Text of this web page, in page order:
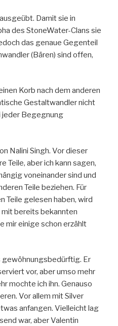
Damit sie in
des StoneWater-Clans sie
das genaue Gegenteil
(Bären) sind offen,
Korb nach dem anderen
Gestaltwandler nicht
jeder Begegnung
Nalini Singh. Vor dieser
Teile, aber ich kann sagen,
voneinander sind und
Teile beziehen. Für
Teile gelesen haben, wird
bereits bekannten
mir einige schon erzählt
Er
vor, aber umso mehr
mochte ich ihn. Genauso
Vor allem mit Silver
anfangen. Vielleicht lag
war, aber Valentin